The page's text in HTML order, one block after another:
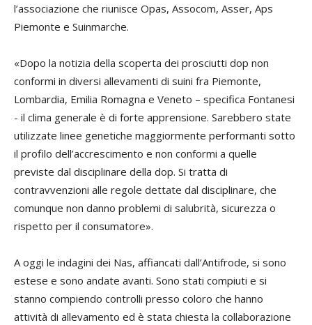
l’associazione che riunisce Opas, Assocom, Asser, Aps
Piemonte e Suinmarche.
«Dopo la notizia della scoperta dei prosciutti dop non
conformi in diversi allevamenti di suini fra Piemonte,
Lombardia, Emilia Romagna e Veneto – specifica Fontanesi
- il clima generale è di forte apprensione. Sarebbero state
utilizzate linee genetiche maggiormente performanti sotto
il profilo dell’accrescimento e non conformi a quelle
previste dal disciplinare della dop. Si tratta di
contravvenzioni alle regole dettate dal disciplinare, che
comunque non danno problemi di salubrità, sicurezza o
rispetto per il consumatore».
A oggi le indagini dei Nas, affiancati dall’Antifrode, si sono
estese e sono andate avanti. Sono stati compiuti e si
stanno compiendo controlli presso coloro che hanno
attività di allevamento ed è stata chiesta la collaborazione